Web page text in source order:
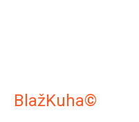
BlažKuha©